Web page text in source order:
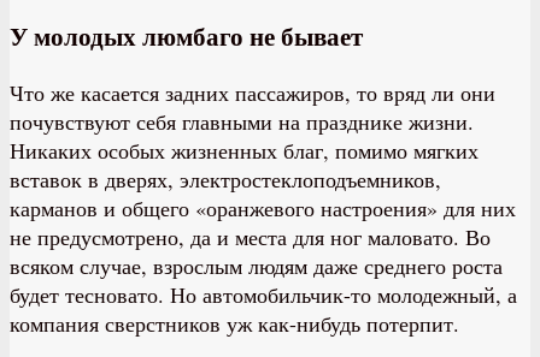
У молодых люмбаго не бывает
Что же касается задних пассажиров, то вряд ли они
почувствуют себя главными на празднике жизни.
Никаких особых жизненных благ, помимо мягких
вставок в дверях, электростеклоподъемников,
карманов и общего «оранжевого настроения» для них
не предусмотрено, да и места для ног маловато. Во
всяком случае, взрослым людям даже среднего роста
будет тесновато. Но автомобильчик-то молодежный, а
компания сверстников уж как-нибудь потерпит.